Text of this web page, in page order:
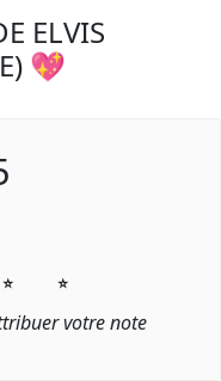
ELVIS
💖
⭐ ⭐
votre note